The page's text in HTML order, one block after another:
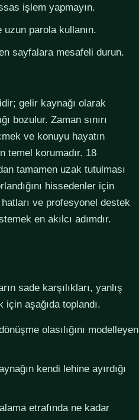
işlem yapmayın.
parola kullanın.
sayfalara mesafeli durun.
gelir kaynağı olarak
bozulur. Zaman sınırı
ve konuyu hayatın
temel korumadır. 18
tamamen uzak tutulması
hissedenler için
ve profesyonel destek
en akılcı adımdır.
sade karşılıkları, yanlış
için aşağıda toplandı.
olasılığını modelleyen
kendi lehine ayırdığı
etrafında ne kadar